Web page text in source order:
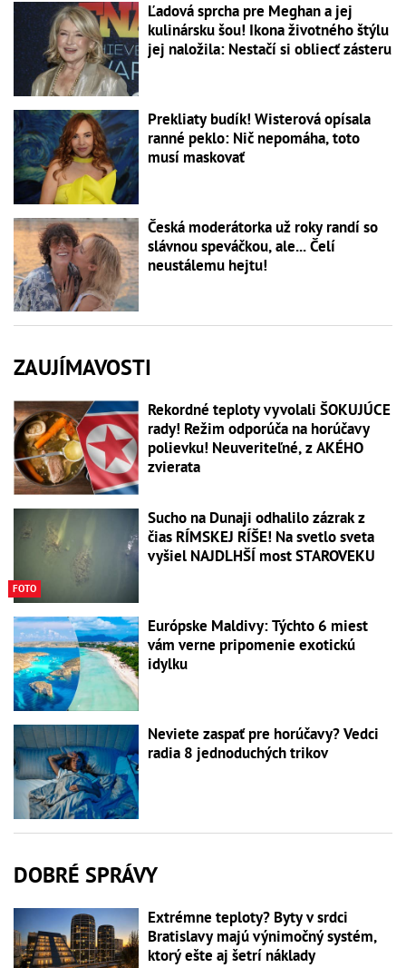
Ľadová sprcha pre Meghan a jej
kulinársku šou! Ikona životného štýlu
jej naložila: Nestačí si obliecť zásteru
Prekliaty budík! Wisterová opísala
ranné peklo: Nič nepomáha, toto
musí maskovať
Česká moderátorka už roky randí so
slávnou speváčkou, ale... Čelí
neustálemu hejtu!
ZAUJÍMAVOSTI
Rekordné teploty vyvolali ŠOKUJÚCE
rady! Režim odporúča na horúčavy
polievku! Neuveriteľné, z AKÉHO
zvierata
FOTO
Sucho na Dunaji odhalilo zázrak z
čias RÍMSKEJ RÍŠE! Na svetlo sveta
vyšiel NAJDLHŠÍ most STAROVEKU
Európske Maldivy: Týchto 6 miest
vám verne pripomenie exotickú
idylku
Neviete zaspať pre horúčavy? Vedci
radia 8 jednoduchých trikov
DOBRÉ SPRÁVY
Extrémne teploty? Byty v srdci
Bratislavy majú výnimočný systém,
ktorý ešte aj šetrí náklady